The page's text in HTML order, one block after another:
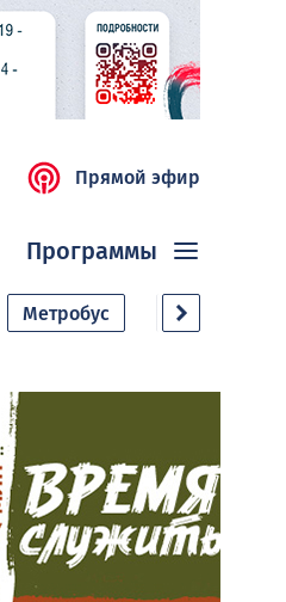
Прямой эфир
Программы
Метробус Дачный